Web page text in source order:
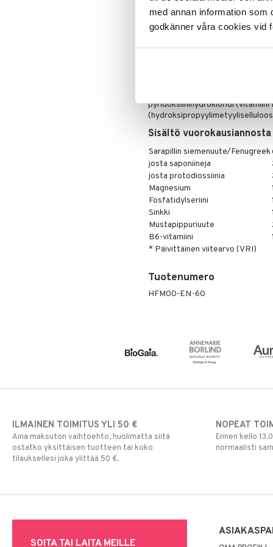
med annan information som
godkänner våra cookies vid
käyttää monipuolisen
ulottumattomissa.
Ainesosat
Sarviapilansiemen/fenugreek
(magnesium), täyteaineet
magnesiumsitraatti
pyridoksiinihydrokloridi
Sisältö
Sarapillin siemenuute/Fenugreek
josta saponiineja
josta protodiossiinia
Magnesium
Fosfatidylseriini
Sinkki
Mustapippuriuute
B6-vitamiini
* Päivittäinen viitearvo (VRI)
Tuotenumero
HFM00-EN-60
ILMAINEN TOIMITUS YLI 50 €
Aina maksuton vaihtoehto, huolimatta siitä
ostatko yksittäisen tuotteen tai koko
tilauksellesi joka ylittää 50 €.
NOPEAT
Ennen kello
normaalisti
SOITA TAI LAITA MEILLE